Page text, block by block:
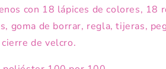
con 18 lápices de colores, 18
goma de borrar, regla, tijeras,
de velcro.